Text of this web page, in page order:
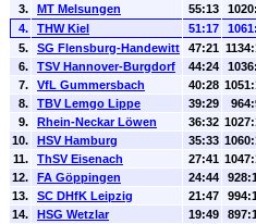
3.
MT Melsungen 55:13
4.
THW Kiel 51:17
5.
SG Flensburg-Handewitt 47:21
6.
TSV Hannover-Burgdorf 44:24
7.
VfL Gummersbach 40:28
8.
TBV Lemgo Lippe 39:29
9.
Rhein-Neckar Löwen 36:32
10.
HSV Hamburg 35:33
11.
ThSV Eisenach 27:41
12.
FA Göppingen 24:44
13.
SC DHfK Leipzig 21:47
14.
HSG Wetzlar 19:49